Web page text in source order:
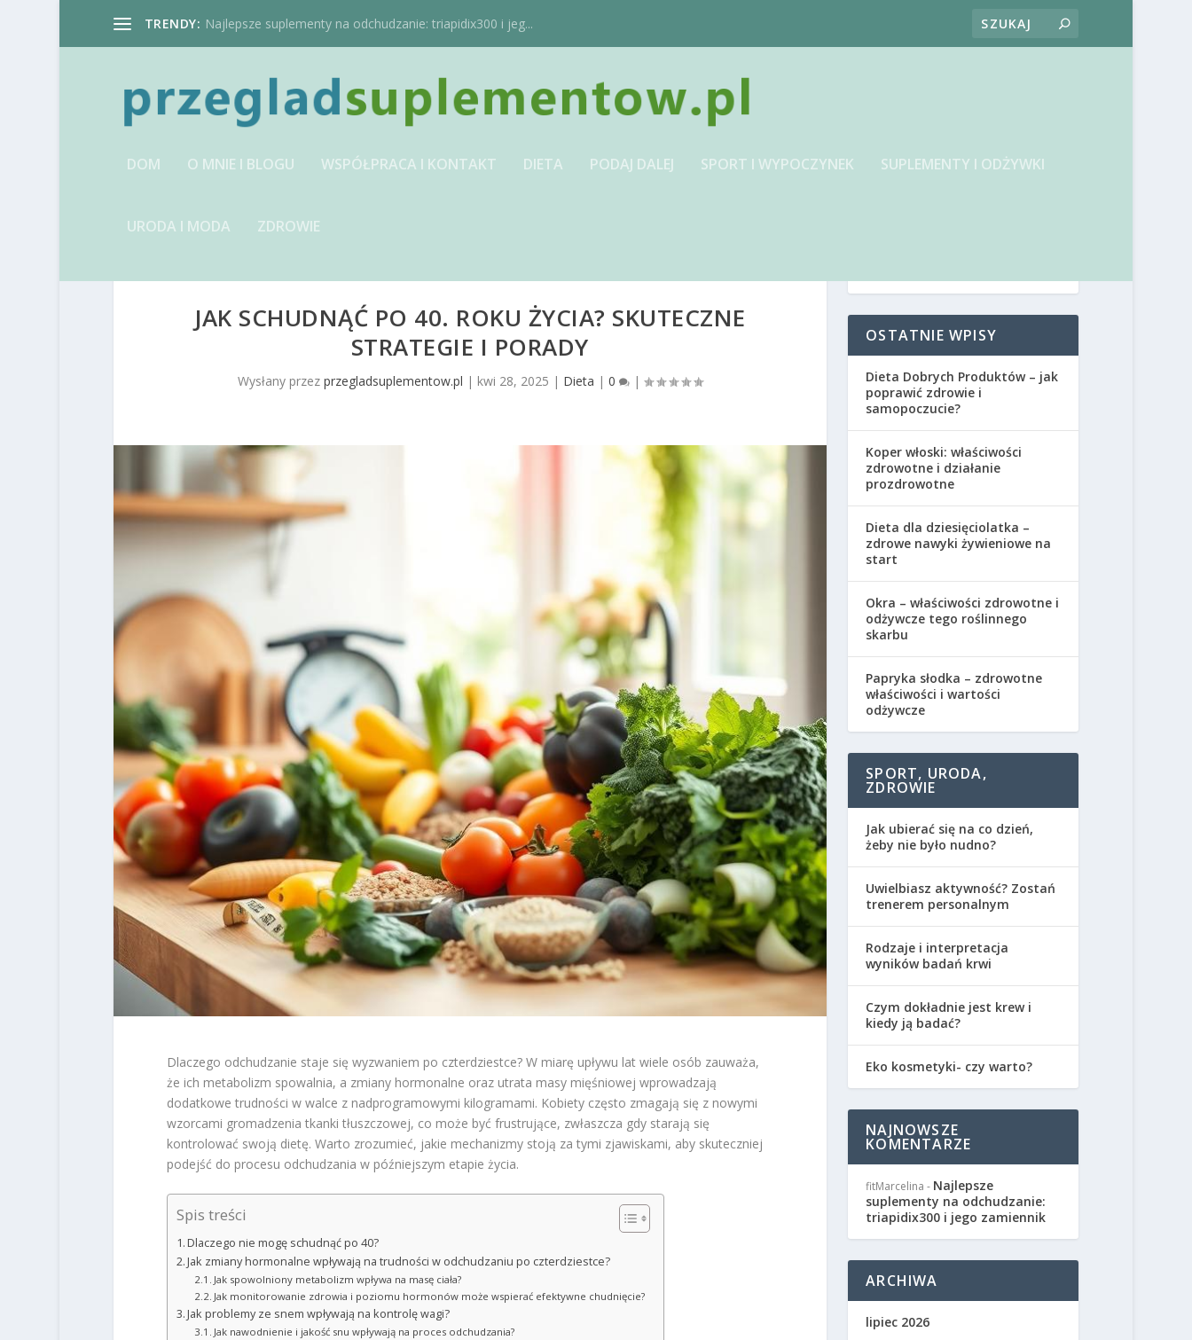
TRENDY: Najlepsze suplementy na odchudzanie: triapidix300 i jeg...
DOM O MNIE I BLOGU WSPÓŁPRACA I KONTAKT DIETA PODAJ DALEJ SPORT I WYPOCZYNEK SUPLEMENTY I ODŻYWKI
URODA I MODA ZDROWIE
JAK SCHUDNĄĆ PO 40. ROKU ŻYCIA? SKUTECZNE
STRATEGIE I PORADY
Wysłany przez przegladsuplementow.pl | kwi 28, 2025 | Dieta | 0 |
Dlaczego odchudzanie staje się wyzwaniem po czterdziestce? W miarę upływu lat wiele osób zauważa,
że ich metabolizm spowalnia, a zmiany hormonalne oraz utrata masy mięśniowej wprowadzają
dodatkowe trudności w walce z nadprogramowymi kilogramami. Kobiety często zmagają się z nowymi
wzorcami gromadzenia tkanki tłuszczowej, co może być frustrujące, zwłaszcza gdy starają się
kontrolować swoją dietę. Warto zrozumieć, jakie mechanizmy stoją za tymi zjawiskami, aby skuteczniej
podejść do procesu odchudzania w późniejszym etapie życia.
Spis treści
Dlaczego nie mogę schudnąć po 40?
Jak zmiany hormonalne wpływają na trudności w odchudzaniu po czterdziestce?
Jak spowolniony metabolizm wpływa na masę ciała?
Jak monitorowanie zdrowia i poziomu hormonów może wspierać efektywne chudnięcie?
Jak problemy ze snem wpływają na kontrolę wagi?
Jak nawodnienie i jakość snu wpływają na proces odchudzania?
OSTATNIE WPISY
Dieta Dobrych Produktów – jak
poprawić zdrowie i
samopoczucie?
Koper włoski: właściwości
zdrowotne i działanie
prozdrowotne
Dieta dla dziesięciolatka –
zdrowe nawyki żywieniowe na
start
Okra – właściwości zdrowotne i
odżywcze tego roślinnego
skarbu
Papryka słodka – zdrowotne
właściwości i wartości
odżywcze
SPORT, URODA,
ZDROWIE
Jak ubierać się na co dzień,
żeby nie było nudno?
Uwielbiasz aktywność? Zostań
trenerem personalnym
Rodzaje i interpretacja
wyników badań krwi
Czym dokładnie jest krew i
kiedy ją badać?
Eko kosmetyki- czy warto?
NAJNOWSZE
KOMENTARZE
fitMarcelina - Najlepsze
suplementy na odchudzanie:
triapidix300 i jego zamiennik
ARCHIWA
lipiec 2026